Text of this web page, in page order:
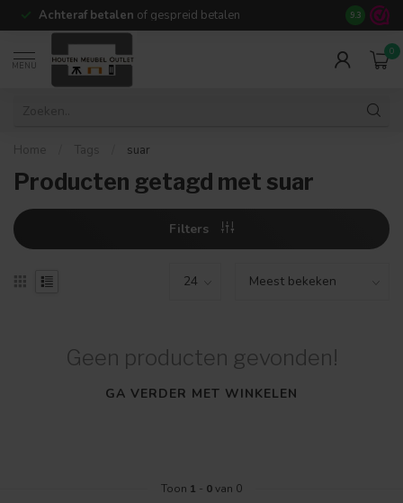
Achteraf betalen of gespreid betalen 14 dagen
9.3
MENU
0
Home Tags suar
Producten getagd met suar
Filters
Geen producten gevonden!
GA VERDER MET WINKELEN
Toon 1 - 0van 0